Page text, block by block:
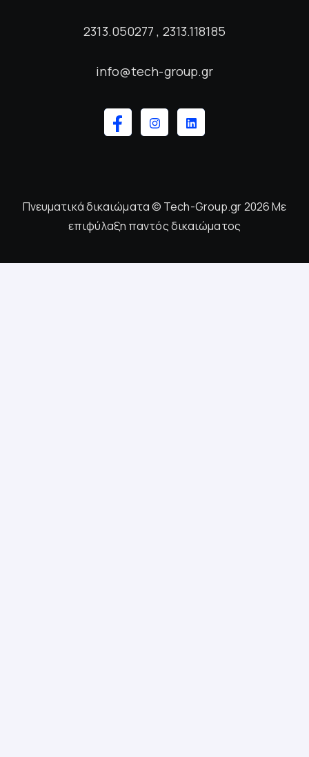
2313.050277 , 2313.118185
info@tech-group.gr
Πνευματικά δικαιώματα © Tech-Group.gr 2026 Με
επιφύλαξη παντός δικαιώματος